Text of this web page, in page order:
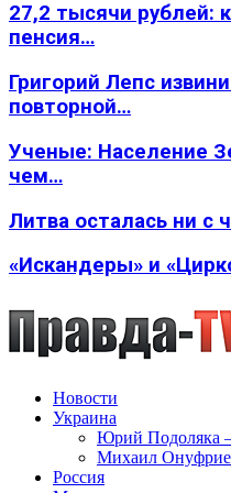
27,2 тысячи рублей:
пенсия…
Григорий Лепс
повторной…
Ученые: Население
чем…
Литва осталась ни с
«Искандеры» и
Новости
Украина
Юрий
Михаил
Россия